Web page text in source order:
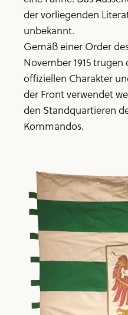
der vorliegenden
unbekannt.
Gemäß einer Order
November 1915 trugen
offiziellen Charakter
der Front verwendet
den Standquartieren
Kommandos.